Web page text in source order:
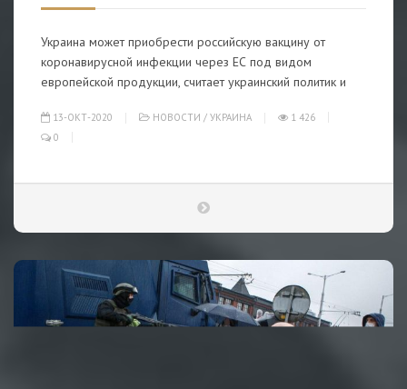
Украина может приобрести российскую вакцину от
коронавирусной инфекции через ЕС под видом
европейской продукции, считает украинский политик и
13-ОКТ-2020 НОВОСТИ / УКРАИНА
1 426
0